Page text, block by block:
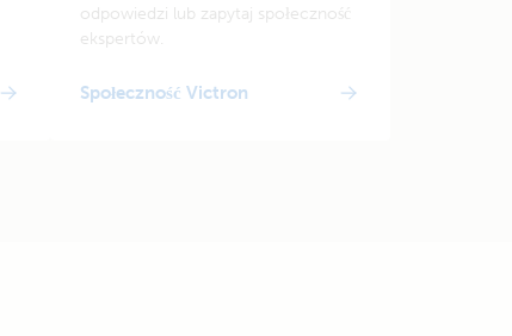
odpowiedzi lub zapytaj społeczność
ekspertów.
Społeczność Victron